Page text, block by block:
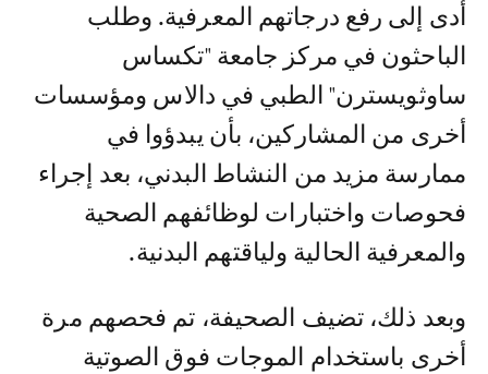
أدى إلى رفع درجاتهم المعرفية. وطلب
الباحثون في مركز جامعة "تكساس
ساوثويسترن" الطبي في دالاس ومؤسسات
أخرى من المشاركين، بأن يبدؤوا في
ممارسة مزيد من النشاط البدني، بعد إجراء
فحوصات واختبارات لوظائفهم الصحية
والمعرفية الحالية ولياقتهم البدنية.
وبعد ذلك، تضيف الصحيفة، تم فحصهم مرة
أخرى باستخدام الموجات فوق الصوتية